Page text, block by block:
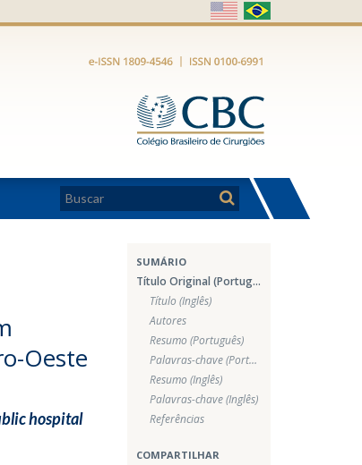
Oeste
hospital
SUMÁRIO
Título Original (Português)
Título (Inglês)
Autores
Resumo (Português)
Palavras-chave (Português)
Resumo (Inglês)
Palavras-chave (Inglês)
Referências
COMPARTILHAR